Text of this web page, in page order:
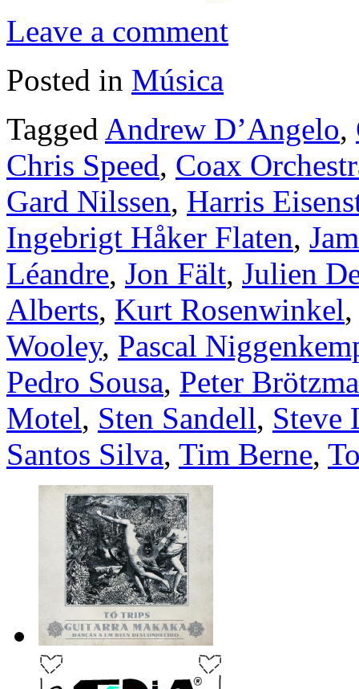
Leave a comment
Posted in Música
Tagged Andrew D’Angelo,
Chris Speed, Coax
Gard Nilssen, Harris
Ingebrigt Håker Flaten,
Léandre, Jon Fält, Julien
Alberts, Kurt Rosenwinkel
Wooley, Pascal
Pedro Sousa, Peter
Motel, Sten Sandell, Steve
Santos Silva, Tim Berne,